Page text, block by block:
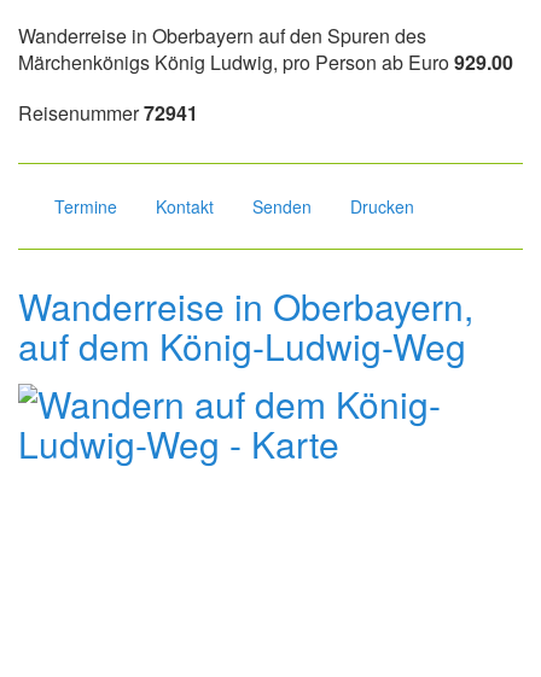
Wanderreise in Oberbayern auf den Spuren des
Märchenkönigs König Ludwig, pro Person ab Euro929.00
Reisenummer72941
Termine Kontakt Senden Drucken
Wanderreise in Oberbayern,
auf dem König-Ludwig-Weg